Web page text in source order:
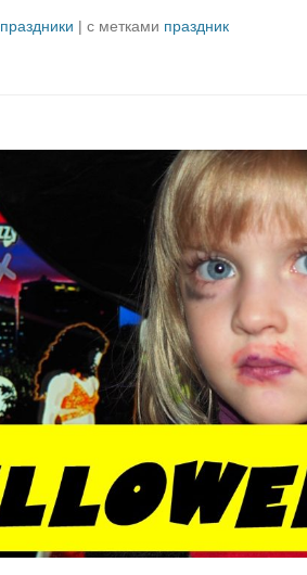
праздники | с метками праздник